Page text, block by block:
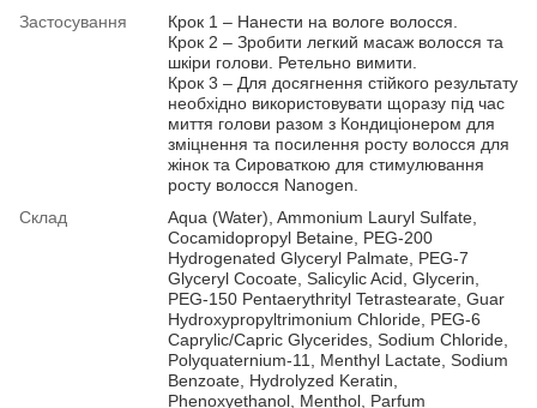
Застосування
Крок 1 – Нанести на вологе волосся.
Крок 2 – Зробити легкий масаж волосся та
шкіри голови. Ретельно вимити.
Крок 3 – Для досягнення стійкого результату
необхідно використовувати щоразу під час
миття голови разом з Кондиціонером для
зміцнення та посилення росту волосся для
жінок та Сироваткою для стимулювання
росту волосся Nanogen.
Склад
Aqua (Water), Ammonium Lauryl Sulfate,
Cocamidopropyl Betaine, PEG-200
Hydrogenated Glyceryl Palmate, PEG-7
Glyceryl Cocoate, Salicylic Acid, Glycerin,
PEG-150 Pentaerythrityl Tetrastearate, Guar
Hydroxypropyltrimonium Chloride, PEG-6
Caprylic/Capric Glycerides, Sodium Chloride,
Polyquaternium-11, Menthyl Lactate, Sodium
Benzoate, Hydrolyzed Keratin,
Phenoxyethanol, Menthol, Parfum